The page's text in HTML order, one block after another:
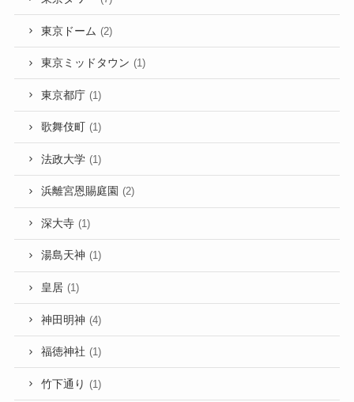
東京ドーム (2)
東京ミッドタウン (1)
東京都庁 (1)
歌舞伎町 (1)
法政大学 (1)
浜離宮恩賜庭園 (2)
深大寺 (1)
湯島天神 (1)
皇居 (1)
神田明神 (4)
福徳神社 (1)
竹下通り (1)